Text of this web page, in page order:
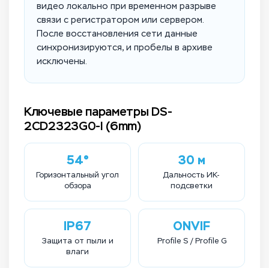
видео локально при временном разрыве
связи с регистратором или сервером.
После восстановления сети данные
синхронизируются, и пробелы в архиве
исключены.
Ключевые параметры DS-
2CD2323G0-I (6mm)
54°
Горизонтальный угол
обзора
30 м
Дальность ИК-
подсветки
IP67
Защита от пыли и
влаги
ONVIF
Profile S / Profile G